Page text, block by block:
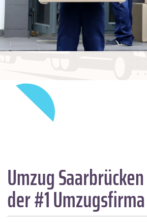
Umzug Saarbrücken
der #1 Umzugsfirma